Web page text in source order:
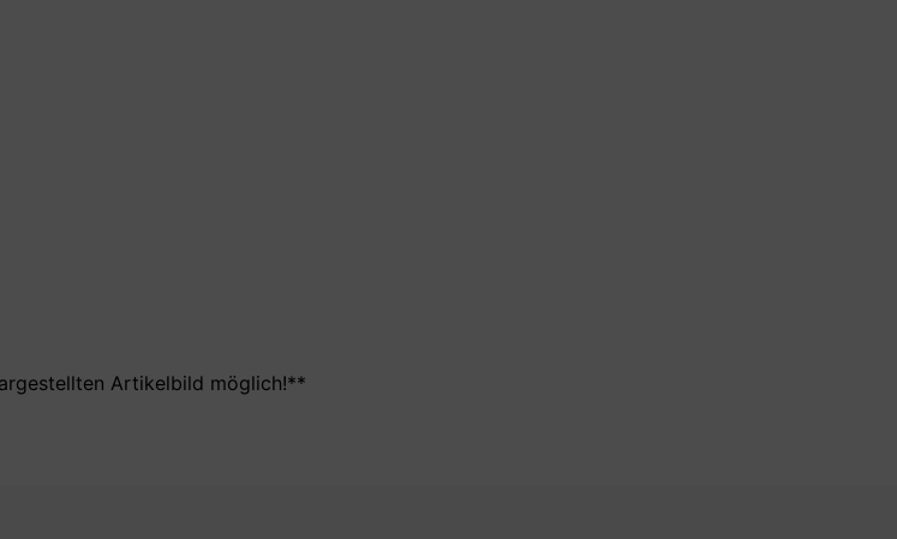
Artikelbild möglich!**